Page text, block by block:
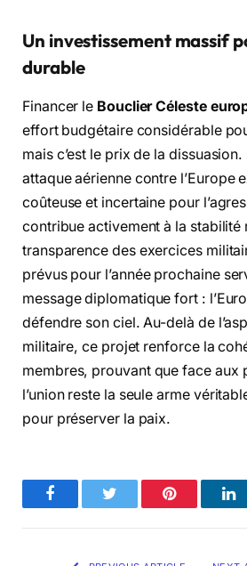
Un investissement massif
durable
Financer le Bouclier Céleste
effort budgétaire considérable
mais c’est le prix de la
attaque aérienne contre l’Europe
coûteuse et incertaine pour
contribue activement à la stabilité
transparence des exercices
prévus pour l’année prochaine
message diplomatique fort :
défendre son ciel. Au-delà de
militaire, ce projet renforce la
membres, prouvant que face aux
l’union reste la seule arme
pour préserver la paix.
FacebookTwitter Pinterest